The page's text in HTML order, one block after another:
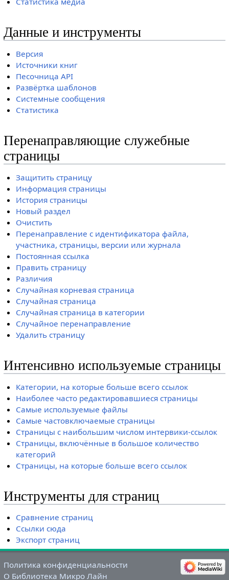
Данные и инструменты
Версия
Источники книг
Песочница API
Развёртка шаблонов
Системные сообщения
Статистика
Перенаправляющие служебные
страницы
Защитить страницу
Информация страницы
История страницы
Новый раздел
Очистить
Перенаправление с идентификатора файла,
участника, страницы, версии или журнала
Постоянная ссылка
Править страницу
Различия
Случайная корневая страница
Случайная страница
Случайная страница в категории
Случайное перенаправление
Удалить страницу
Интенсивно используемые страницы
Категории, на которые больше всего ссылок
Наиболее часто редактировавшиеся страницы
Самые используемые файлы
Самые частовключаемые страницы
Страницы с наибольшим числом интервики-ссылок
Страницы, включённые в большое количество
категорий
Страницы, на которые больше всего ссылок
Инструменты для страниц
Сравнение страниц
Ссылки сюда
Экспорт страниц
Политика конфиденциальности
О Библиотека Микро Лайн